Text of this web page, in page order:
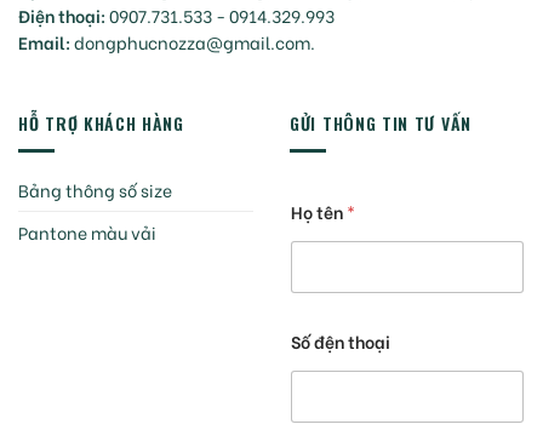
Điện thoại:0907.731.533 - 0914.329.993
Email:dongphucnozza@gmail.com.
HỖ TRỢ KHÁCH HÀNG
Bảng thông số size
Pantone màu vải
GỬI THÔNG TIN TƯ VẤN
Họ tên*
Số đện thoại